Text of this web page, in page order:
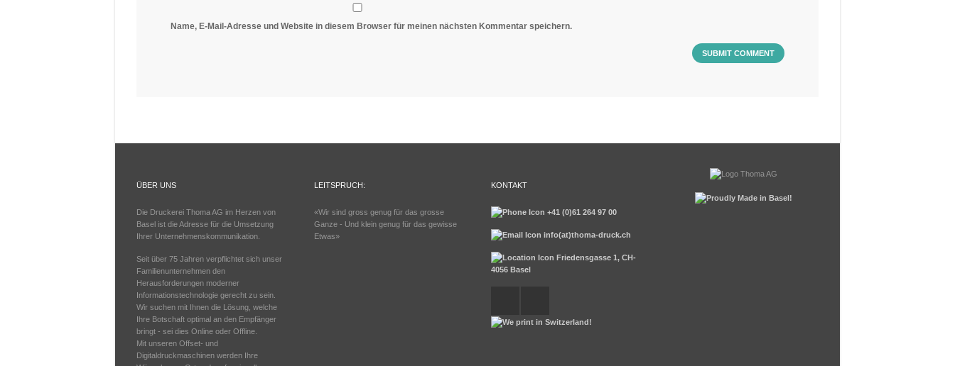
Name, E-Mail-Adresse und Website in diesem Browser für meinen nächsten Kommentar speichern.
ÜBER UNS
Die Druckerei Thoma AG im Herzen von
Basel ist die Adresse für die Umsetzung
Ihrer Unternehmenskommunikation.
Seit über 75 Jahren verpflichtet sich unser
Familienunternehmen den
Herausforderungen moderner
Informationstechnologie gerecht zu sein.
Wir suchen mit Ihnen die Lösung, welche
Ihre Botschaft optimal an den Empfänger
bringt - sei dies Online oder Offline.
Mit unseren Offset- und
Digitaldruckmaschinen werden Ihre
LEITSPRUCH:
«Wir sind gross genug für das grosse
Ganze - Und klein genug für das gewisse
Etwas»
KONTAKT
+41 (0)61 264 97 00
info(at)thoma-druck.ch
Friedensgasse 1, CH-
4056 Basel